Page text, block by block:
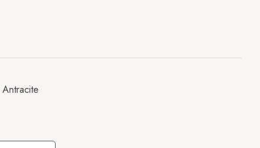
Antracite
Dal 9 al 17 agosto saremo chiusi per